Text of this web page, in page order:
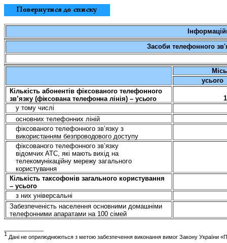
Засоби телефонного
усього
Кількість абонентів фіксованого телефонного
зв’язку (фіксована телефонна лінія) – усього
у тому числі
основних телефонних ліній
фіксованого телефонногозв’язкуз
використанням безпроводового доступу
фіксованого телефонногозв’язку
відомчих АТС, які мають вихід на
телекомунікаційну мережу загального
користування
Кількість таксофонів загального користування
– усього
з них універсальні
Забезпеченість населення основними домашніми
телефонними апаратами на 100 сімей
1
Дані не оприлюднюються з метою забезпечення виконання вимог Закону України